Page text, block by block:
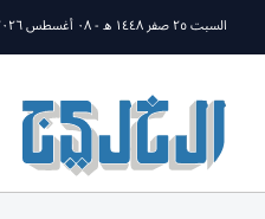
السبت ٢٥ صفر ١٤٤٨ ه - ٠٨ أغسطس ٢٠٢٦